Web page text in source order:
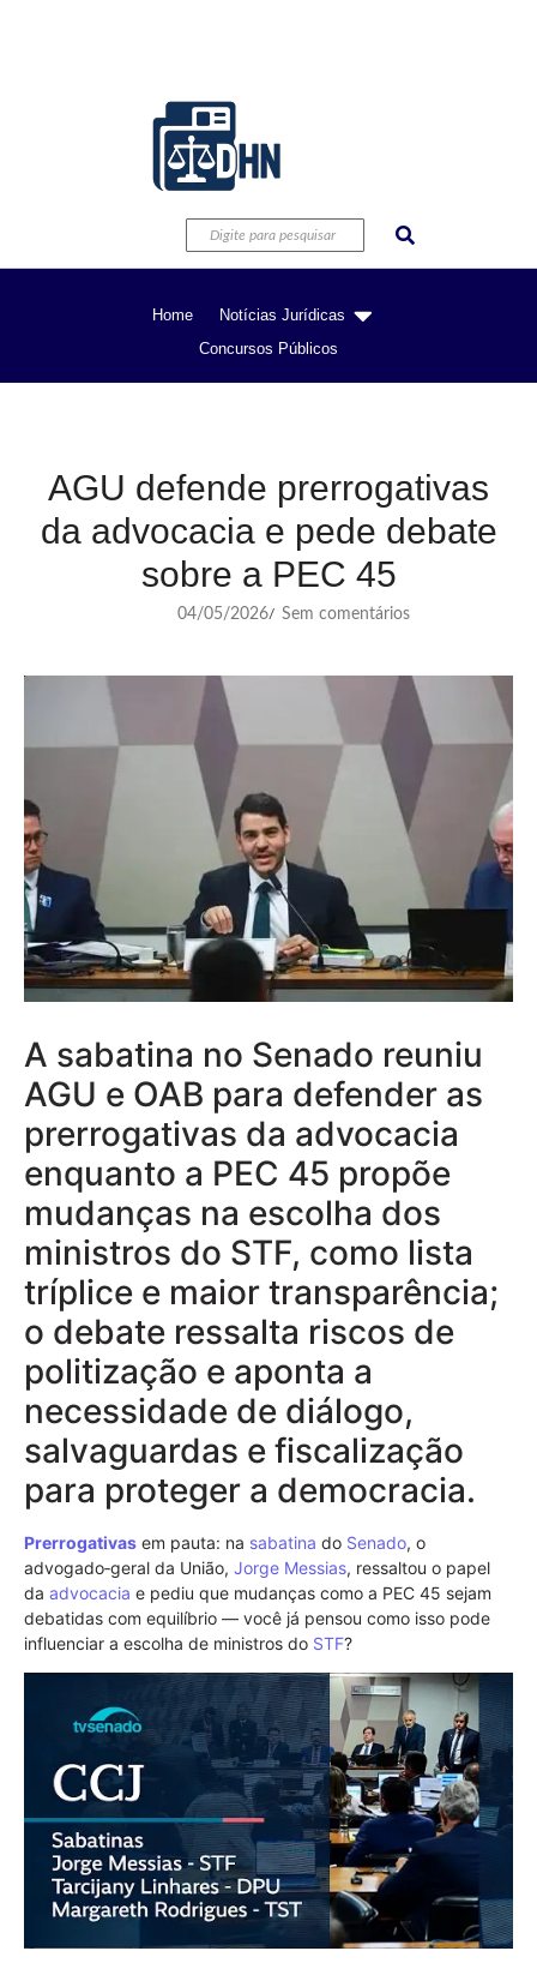
Home
Notícias Jurídicas
Concursos Públicos
AGU defende prerrogativas
da advocacia e pede debate
sobre a PEC 45
04/05/2026/ Sem comentários
A sabatina no Senado reuniu
AGU e OAB para defender as
prerrogativas da advocacia
enquanto a PEC 45 propõe
mudanças na escolha dos
ministros do STF, como lista
tríplice e maior transparência;
o debate ressalta riscos de
politização e aponta a
necessidade de diálogo,
salvaguardas e fiscalização
para proteger a democracia.
Prerrogativas em pauta: na sabatina do Senado, o
advogado‑geral da União, Jorge Messias, ressaltou o papel
da advocacia e pediu que mudanças como a PEC 45 sejam
debatidas com equilíbrio — você já pensou como isso pode
influenciar a escolha de ministros do STF?